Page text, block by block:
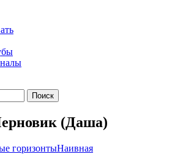
(Даша)
горизонтыНаивная